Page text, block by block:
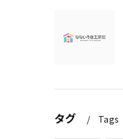
タグ Tags